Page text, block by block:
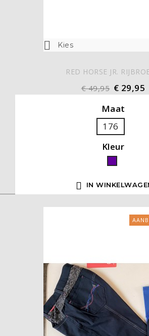
 Kies
RED HORSE JR.
€ 49,95 € 29,95
Maat
176
Kleur
Paars
 IN